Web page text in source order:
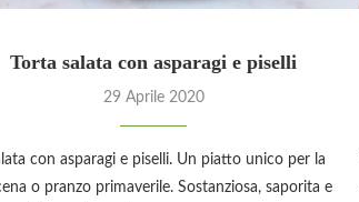
Torta salata con asparagi e piselli
29 Aprile 2020
con asparagi e piselli. Un piatto unico per la
o pranzo primaverile. Sostanziosa, saporita e